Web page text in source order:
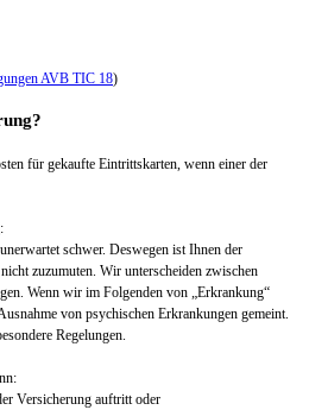
AVB TIC 18)
für gekaufte Eintrittskarten, wenn einer der
schwer. Deswegen ist Ihnen der
zuzumuten. Wir unterscheiden zwischen
Wenn wir im Folgenden von „Erkrankung“
von psychischen Erkrankungen gemeint.
Regelungen.
Versicherung auftritt oder